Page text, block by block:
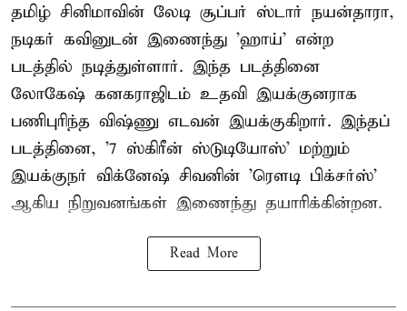
தமிழ் சினிமாவின் லேடி சூப்பர் ஸ்டார் நயன்தாரா,
நடிகர் கவினுடன் இணைந்து 'ஹாய்' என்ற
படத்தில் நடித்துள்ளார். இந்த படத்தினை
லோகேஷ் கனகராஜிடம் உதவி இயக்குனராக
பணிபுரிந்த விஷ்ணு எடவன் இயக்குகிறார். இந்தப்
படத்தினை, '7 ஸ்கிரீன் ஸ்டுடியோஸ்' மற்றும்
இயக்குநர் விக்னேஷ் சிவனின் 'ரௌடி பிக்சர்ஸ்'
ஆகிய நிறுவனங்கள் இணைந்து தயாரிக்கின்றன.
Read More